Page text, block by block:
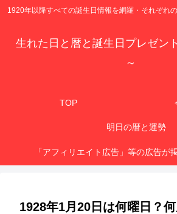
1920年以降すべての誕生日情報を網羅・それぞれ
生れた日と暦と誕生日プレゼン
～
TOP
明日の暦と運勢
「アフィリエイト広告」等の広告が
1928年1月20日は何曜日？